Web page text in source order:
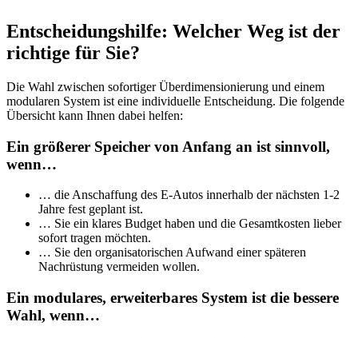
Entscheidungshilfe: Welcher Weg ist der
richtige für Sie?
Die Wahl zwischen sofortiger Überdimensionierung und einem
modularen System ist eine individuelle Entscheidung. Die folgende
Übersicht kann Ihnen dabei helfen:
Ein größerer Speicher von Anfang an ist sinnvoll,
wenn…
… die Anschaffung des E-Autos innerhalb der nächsten 1-2
Jahre fest geplant ist.
… Sie ein klares Budget haben und die Gesamtkosten lieber
sofort tragen möchten.
… Sie den organisatorischen Aufwand einer späteren
Nachrüstung vermeiden wollen.
Ein modulares, erweiterbares System ist die bessere
Wahl, wenn…